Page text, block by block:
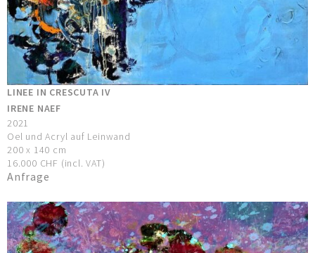
LINEE IN CRESCUTA IV
IRENE NAEF
2021
Oel und Acryl auf Leinwand
200 x 140 cm
16.000 CHF (incl. VAT)
Anfrage